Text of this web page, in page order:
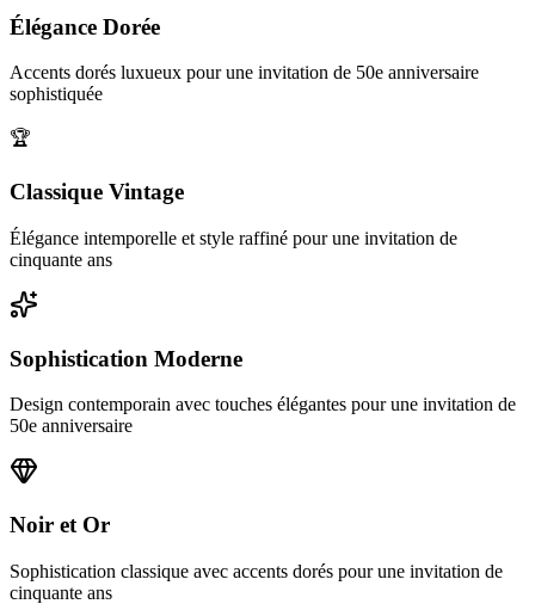
Élégance Dorée
Accents dorés luxueux pour une invitation de 50e anniversaire
sophistiquée
🏆
Classique Vintage
Élégance intemporelle et style raffiné pour une invitation de
cinquante ans
Sophistication Moderne
Design contemporain avec touches élégantes pour une invitation de
50e anniversaire
Noir et Or
Sophistication classique avec accents dorés pour une invitation de
cinquante ans